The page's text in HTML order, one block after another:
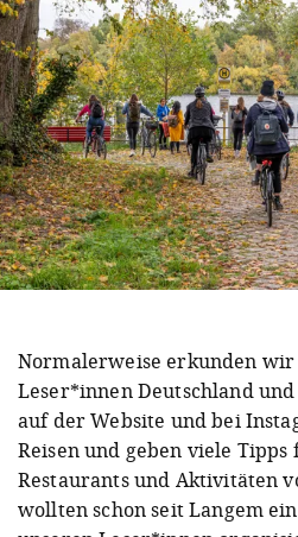
Normalerweise erkunden
Leser*innen Deutschland
auf der Website und bei
Reisen und geben viele
Restaurants und Aktivitäten
wollten schon seit Langem